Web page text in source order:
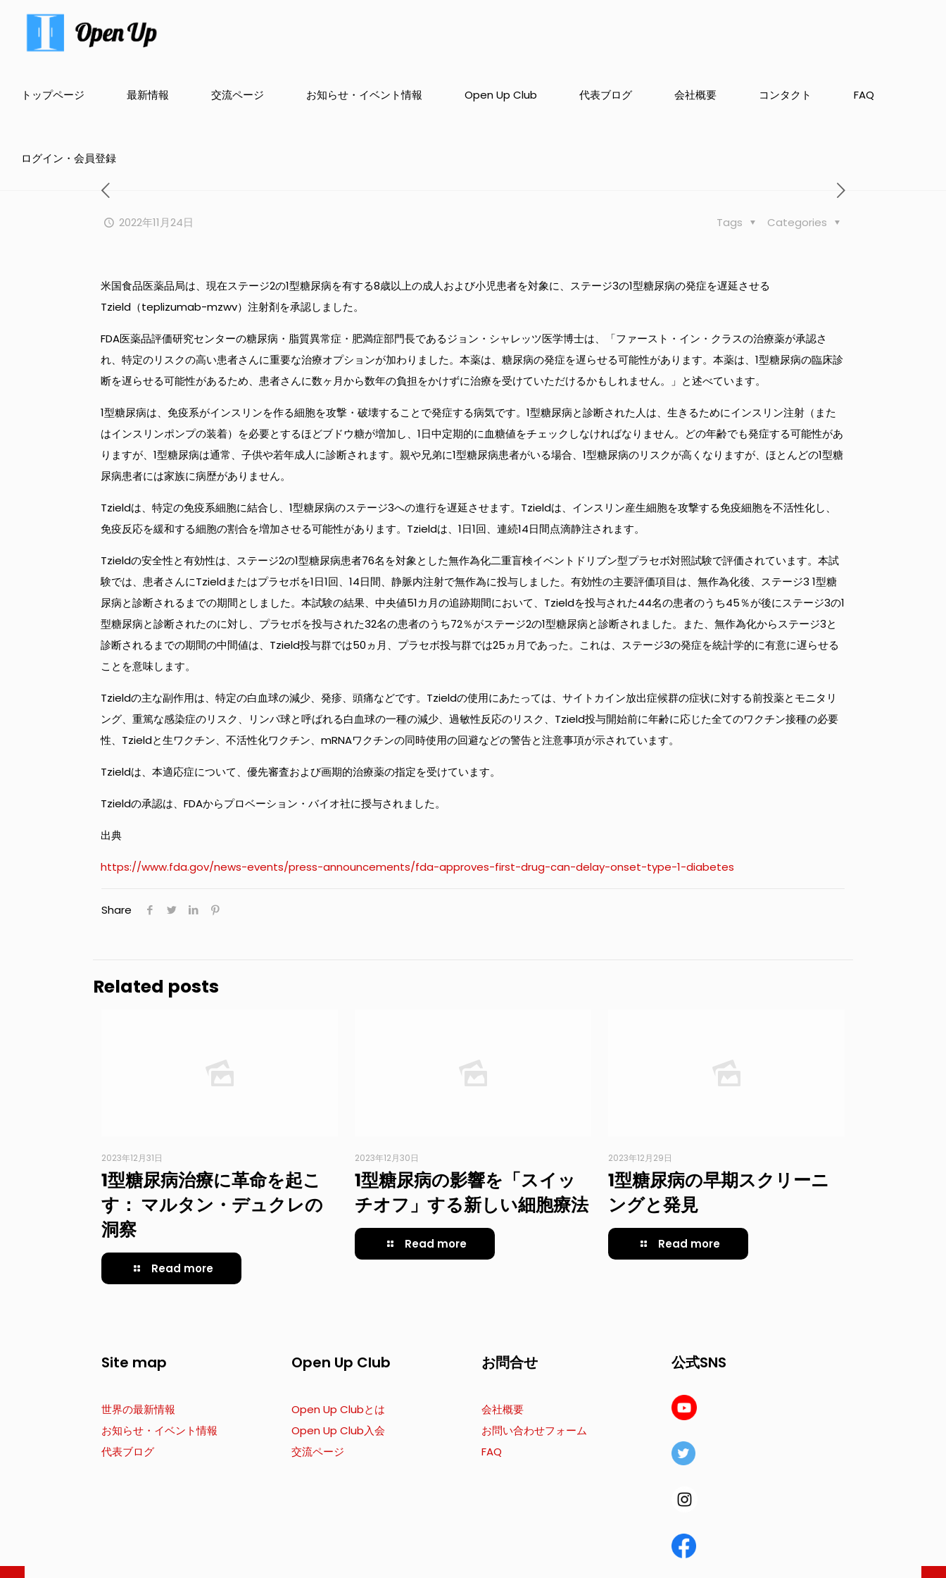
トップページ 最新情報 交流ページ お知らせ・イベント情報 Open Up Club 代表ブログ 会社概要 コンタクト FAQ
ログイン・会員登録
2022年11月24日 Categories
Tags
米国食品医薬品局は、現在ステージ2の1型糖尿病を有する8歳以上の成人および小児患者を対象に、ステージ3の1型糖尿病の発症を遅延させる
Tzield（teplizumab-mzwv）注射剤を承認しました。
FDA医薬品評価研究センターの糖尿病・脂質異常症・肥満症部門長であるジョン・シャレッツ医学博士は、「ファースト・イン・クラスの治療薬が承認さ
れ、特定のリスクの高い患者さんに重要な治療オプションが加わりました。本薬は、糖尿病の発症を遅らせる可能性があります。本薬は、1型糖尿病の臨床診
断を遅らせる可能性があるため、患者さんに数ヶ月から数年の負担をかけずに治療を受けていただけるかもしれません。」と述べています。
1型糖尿病は、免疫系がインスリンを作る細胞を攻撃・破壊することで発症する病気です。1型糖尿病と診断された人は、生きるためにインスリン注射（また
はインスリンポンプの装着）を必要とするほどブドウ糖が増加し、1日中定期的に血糖値をチェックしなければなりません。どの年齢でも発症する可能性があ
りますが、1型糖尿病は通常、子供や若年成人に診断されます。親や兄弟に1型糖尿病患者がいる場合、1型糖尿病のリスクが高くなりますが、ほとんどの1型糖
尿病患者には家族に病歴がありません。
Tzieldは、特定の免疫系細胞に結合し、1型糖尿病のステージ3への進行を遅延させます。Tzieldは、インスリン産生細胞を攻撃する免疫細胞を不活性化し、
免疫反応を緩和する細胞の割合を増加させる可能性があります。Tzieldは、1日1回、連続14日間点滴静注されます。
Tzieldの安全性と有効性は、ステージ2の1型糖尿病患者76名を対象とした無作為化二重盲検イベントドリブン型プラセボ対照試験で評価されています。本試
験では、患者さんにTzieldまたはプラセボを1日1回、14日間、静脈内注射で無作為に投与しました。有効性の主要評価項目は、無作為化後、ステージ3 1型糖
尿病と診断されるまでの期間としました。本試験の結果、中央値51カ月の追跡期間において、Tzieldを投与された44名の患者のうち45％が後にステージ3の1
型糖尿病と診断されたのに対し、プラセボを投与された32名の患者のうち72％がステージ2の1型糖尿病と診断されました。また、無作為化からステージ3と
診断されるまでの期間の中間値は、Tzield投与群では50ヵ月、プラセボ投与群では25ヵ月であった。これは、ステージ3の発症を統計学的に有意に遅らせる
ことを意味します。
Tzieldの主な副作用は、特定の白血球の減少、発疹、頭痛などです。Tzieldの使用にあたっては、サイトカイン放出症候群の症状に対する前投薬とモニタリ
ング、重篤な感染症のリスク、リンパ球と呼ばれる白血球の一種の減少、過敏性反応のリスク、Tzield投与開始前に年齢に応じた全てのワクチン接種の必要
性、Tzieldと生ワクチン、不活性化ワクチン、mRNAワクチンの同時使用の回避などの警告と注意事項が示されています。
Tzieldは、本適応症について、優先審査および画期的治療薬の指定を受けています。
Tzieldの承認は、FDAからプロベーション・バイオ社に授与されました。
出典
https://www.fda.gov/news-events/press-announcements/fda-approves-first-drug-can-delay-onset-type-1-diabetes
Share
Related posts
2023年12月31日
1型糖尿病治療に革命を起こ
す： マルタン・デュクレの
洞察
Read more
2023年12月30日
1型糖尿病の影響を「スイッ
チオフ」する新しい細胞療法
Read more
2023年12月29日
1型糖尿病の早期スクリーニ
ングと発見
Read more
Site map
世界の最新情報
お知らせ・イベント情報
代表ブログ
Open Up Club
Open Up Clubとは
Open Up Club入会
交流ページ
お問合せ
会社概要
お問い合わせフォーム
FAQ
公式SNS